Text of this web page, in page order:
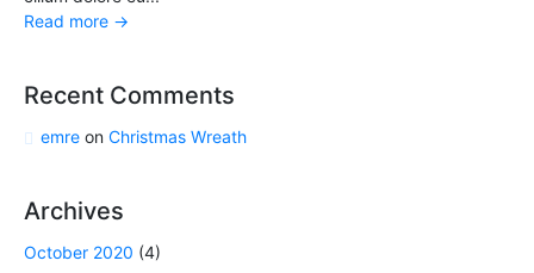
Read more →
Recent Comments
emreon Christmas Wreath
Archives
October 2020 (4)